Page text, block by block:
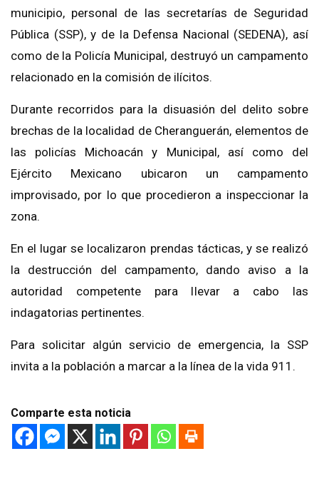
municipio, personal de las secretarías de Seguridad
Pública (SSP), y de la Defensa Nacional (SEDENA), así
como de la Policía Municipal, destruyó un campamento
relacionado en la comisión de ilícitos.
Durante recorridos para la disuasión del delito sobre
brechas de la localidad de Cheranguerán, elementos de
las policías Michoacán y Municipal, así como del
Ejército Mexicano ubicaron un campamento
improvisado, por lo que procedieron a inspeccionar la
zona.
En el lugar se localizaron prendas tácticas, y se realizó
la destrucción del campamento, dando aviso a la
autoridad competente para llevar a cabo las
indagatorias pertinentes.
Para solicitar algún servicio de emergencia, la SSP
invita a la población a marcar a la línea de la vida 911.
Comparte esta noticia